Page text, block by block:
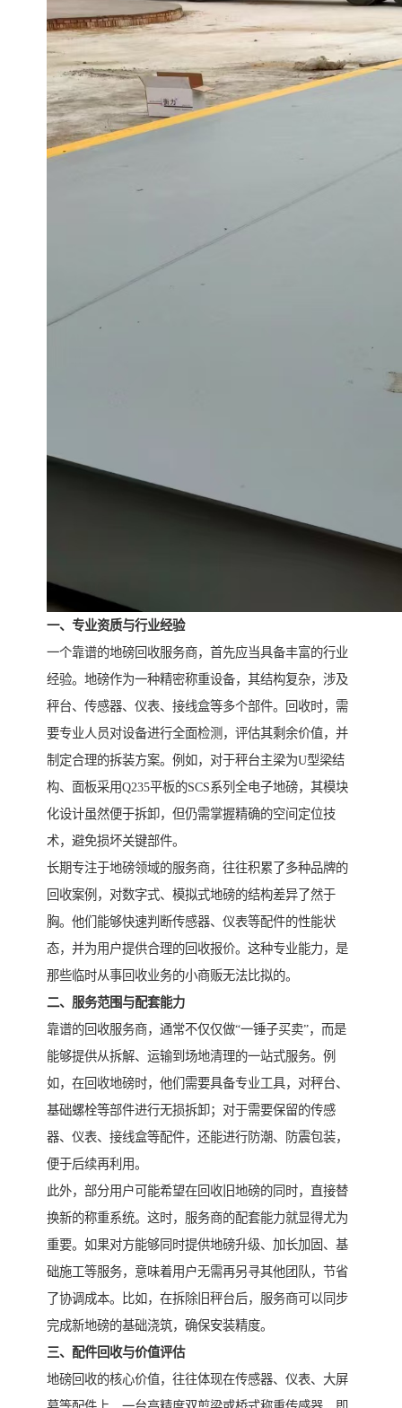
一、专业资质与行业经验
一个靠谱的地磅回收服务商，首先应当具备丰富的行业
经验。地磅作为一种精密称重设备，其结构复杂，涉及
秤台、传感器、仪表、接线盒等多个部件。回收时，需
要专业人员对设备进行全面检测，评估其剩余价值，并
制定合理的拆装方案。例如，对于秤台主梁为U型梁结
构、面板采用Q235平板的SCS系列全电子地磅，其模块
化设计虽然便于拆卸，但仍需掌握精确的空间定位技
术，避免损坏关键部件。
长期专注于地磅领域的服务商，往往积累了多种品牌的
回收案例，对数字式、模拟式地磅的结构差异了然于
胸。他们能够快速判断传感器、仪表等配件的性能状
态，并为用户提供合理的回收报价。这种专业能力，是
那些临时从事回收业务的小商贩无法比拟的。
二、服务范围与配套能力
靠谱的回收服务商，通常不仅仅做“一锤子买卖”，而是
能够提供从拆解、运输到场地清理的一站式服务。例
如，在回收地磅时，他们需要具备专业工具，对秤台、
基础螺栓等部件进行无损拆卸；对于需要保留的传感
器、仪表、接线盒等配件，还能进行防潮、防震包装，
便于后续再利用。
此外，部分用户可能希望在回收旧地磅的同时，直接替
换新的称重系统。这时，服务商的配套能力就显得尤为
重要。如果对方能够同时提供地磅升级、加长加固、基
础施工等服务，意味着用户无需再另寻其他团队，节省
了协调成本。比如，在拆除旧秤台后，服务商可以同步
完成新地磅的基础浇筑，确保安装精度。
三、配件回收与价值评估
地磅回收的核心价值，往往体现在传感器、仪表、大屏